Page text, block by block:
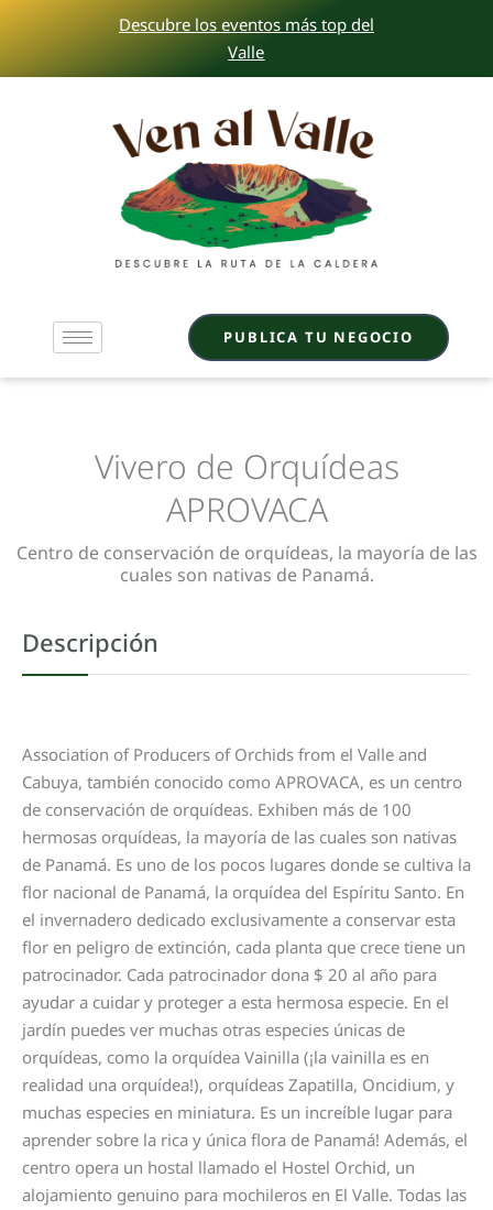
Descubre los eventos más top del
Valle
PUBLICA TU NEGOCIO
Vivero de Orquídeas
APROVACA
Centro de conservación de orquídeas, la mayoría de las
cuales son nativas de Panamá.
Descripción
Association of Producers of Orchids from el Valle and
Cabuya, también conocido como APROVACA, es un centro
de conservación de orquídeas. Exhiben más de 100
hermosas orquídeas, la mayoría de las cuales son nativas
de Panamá. Es uno de los pocos lugares donde se cultiva la
flor nacional de Panamá, la orquídea del Espíritu Santo. En
el invernadero dedicado exclusivamente a conservar esta
flor en peligro de extinción, cada planta que crece tiene un
patrocinador. Cada patrocinador dona $ 20 al año para
ayudar a cuidar y proteger a esta hermosa especie. En el
jardín puedes ver muchas otras especies únicas de
orquídeas, como la orquídea Vainilla (¡la vainilla es en
realidad una orquídea!), orquídeas Zapatilla, Oncidium, y
muchas especies en miniatura. Es un increíble lugar para
aprender sobre la rica y única flora de Panamá! Además, el
centro opera un hostal llamado el Hostel Orchid, un
alojamiento genuino para mochileros en El Valle. Todas las